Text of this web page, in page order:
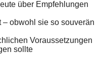
über Empfehlungen
– obwohl sie so souverän
Voraussetzungen
sollte